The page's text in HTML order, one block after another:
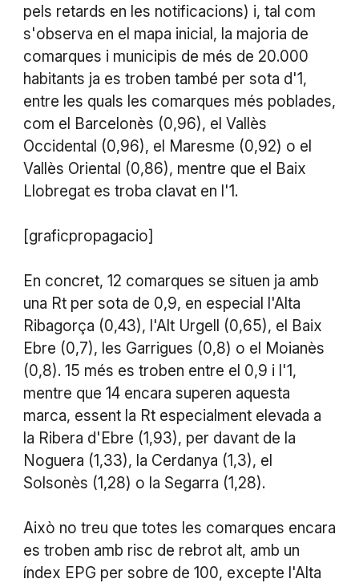
pels retards en les notificacions) i, tal com
s'observa en el mapa inicial, la majoria de
comarques i municipis de més de 20.000
habitants ja es troben també per sota d'1,
entre les quals les comarques més poblades,
com el Barcelonès (0,96), el Vallès
Occidental (0,96), el Maresme (0,92) o el
Vallès Oriental (0,86), mentre que el Baix
Llobregat es troba clavat en l'1.
[graficpropagacio]
En concret, 12 comarques se situen ja amb
una Rt per sota de 0,9, en especial l'Alta
Ribagorça (0,43), l'Alt Urgell (0,65), el Baix
Ebre (0,7), les Garrigues (0,8) o el Moianès
(0,8). 15 més es troben entre el 0,9 i l'1,
mentre que 14 encara superen aquesta
marca, essent la Rt especialment elevada a
la Ribera d'Ebre (1,93), per davant de la
Noguera (1,33), la Cerdanya (1,3), el
Solsonès (1,28) o la Segarra (1,28).
Això no treu que totes les comarques encara
es troben amb risc de rebrot alt, amb un
índex EPG per sobre de 100, excepte l'Alta